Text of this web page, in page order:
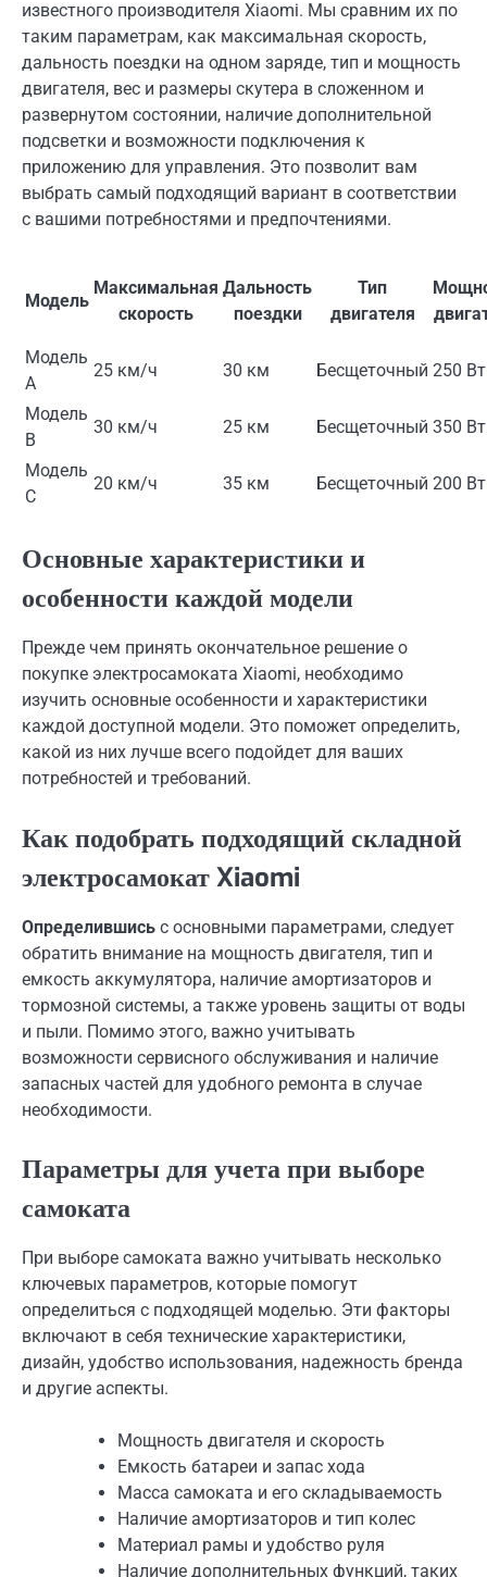
известного производителя Xiaomi. Мы сравним их по
таким параметрам, как максимальная скорость,
дальность поездки на одном заряде, тип и мощность
двигателя, вес и размеры скутера в сложенном и
развернутом состоянии, наличие дополнительной
подсветки и возможности подключения к
приложению для управления. Это позволит вам
выбрать самый подходящий вариант в соответствии
с вашими потребностями и предпочтениями.
Модель
Максимальная
скорость
Дальность
поездки
Тип
двигателя
Модель
A
25 км/ч 30 км Бесщеточный 250 Вт
Модель
B
30 км/ч 25 км Бесщеточный 350 Вт
Модель
C
20 км/ч 35 км Бесщеточный 200 Вт
Основные характеристики и
особенности каждой модели
Прежде чем принять окончательное решение о
покупке электросамоката Xiaomi, необходимо
изучить основные особенности и характеристики
каждой доступной модели. Это поможет определить,
какой из них лучше всего подойдет для ваших
потребностей и требований.
Как подобрать подходящий складной
электросамокат Xiaomi
Определившись с основными параметрами, следует
обратить внимание на мощность двигателя, тип и
емкость аккумулятора, наличие амортизаторов и
тормозной системы, а также уровень защиты от воды
и пыли. Помимо этого, важно учитывать
возможности сервисного обслуживания и наличие
запасных частей для удобного ремонта в случае
необходимости.
Параметры для учета при выборе
самоката
При выборе самоката важно учитывать несколько
ключевых параметров, которые помогут
определиться с подходящей моделью. Эти факторы
включают в себя технические характеристики,
дизайн, удобство использования, надежность бренда
и другие аспекты.
Мощность двигателя и скорость
Емкость батареи и запас хода
Масса самоката и его складываемость
Наличие амортизаторов и тип колес
Материал рамы и удобство руля
Наличие дополнительных функций, таких